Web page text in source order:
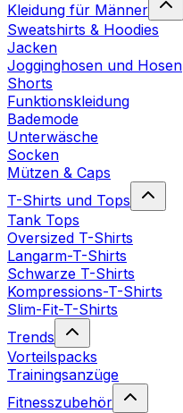
Kleidung für Männer
Sweatshirts & Hoodies
Jacken
Jogginghosen und Hosen
Shorts
Funktionskleidung
Bademode
Unterwäsche
Socken
Mützen & Caps
T-Shirts und Tops
Tank Tops
Oversized T-Shirts
Langarm-T-Shirts
Schwarze T-Shirts
Kompressions-T-Shirts
Slim-Fit-T-Shirts
Trends
Vorteilspacks
Trainingsanzüge
Fitnesszubehör